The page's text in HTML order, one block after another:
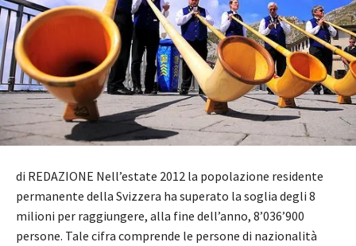
di REDAZIONE Nell’estate 2012 la popolazione residente
permanente della Svizzera ha superato la soglia degli 8
milioni per raggiungere, alla fine dell’anno, 8’036’900
persone. Tale cifra comprende le persone di nazionalità